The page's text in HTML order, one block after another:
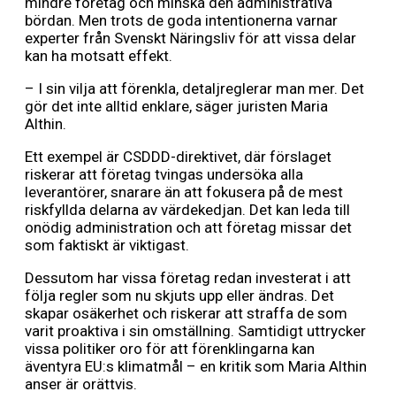
bördan. Men trots de goda intentionerna varnar
experter från Svenskt Näringsliv för att vissa delar
kan ha motsatt effekt.
– I sin vilja att förenkla, detaljreglerar man mer. Det
gör det inte alltid enklare, säger juristen Maria
Althin.
Ett exempel är CSDDD-direktivet, där förslaget
riskerar att företag tvingas undersöka alla
leverantörer, snarare än att fokusera på de mest
riskfyllda delarna av värdekedjan. Det kan leda till
onödig administration och att företag missar det
som faktiskt är viktigast.
Dessutom har vissa företag redan investerat i att
följa regler som nu skjuts upp eller ändras. Det
skapar osäkerhet och riskerar att straffa de som
varit proaktiva i sin omställning. Samtidigt uttrycker
vissa politiker oro för att förenklingarna kan
äventyra EU:s klimatmål – en kritik som Maria Althin
anser är orättvis.